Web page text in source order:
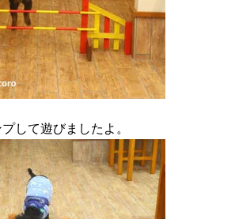
して遊びましたよ。